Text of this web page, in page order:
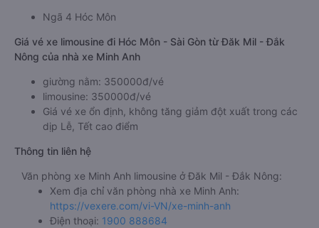
Ngã 4 Hóc Môn
Giá vé xe limousine đi Hóc Môn - Sài Gòn từ Đăk Mil - Đắk
Nông của nhà xe Minh Anh
giường nằm: 350000đ/vé
limousine: 350000đ/vé
Giá vé xe ổn định, không tăng giảm đột xuất trong các
dịp Lễ, Tết cao điểm
Thông tin liên hệ
Văn phòng xe Minh Anh limousine ở Đăk Mil - Đắk Nông:
Xem địa chỉ văn phòng nhà xe Minh Anh:
https://vexere.com/vi-VN/xe-minh-anh
Điện thoại: 1900 888684